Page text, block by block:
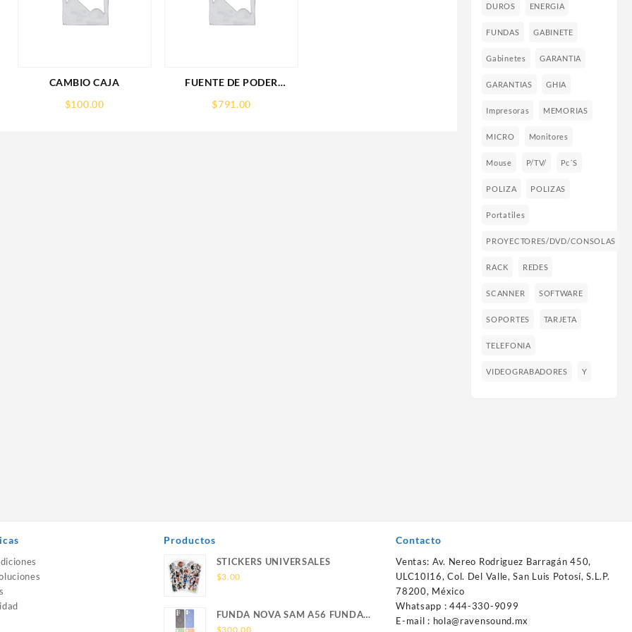
CAMBIO CAJA
$100.00
FUENTE DE PODER
REGULADA,12V,10
$791.00
DUROS ENERGIA
FUNDAS GABINETE
Gabinetes GARANTIA
GARANTIAS GHIA
Impresoras MEMORIAS
MICRO Monitores
Mouse P/TV/ Pc´s
POLIZA POLIZAS
Portatiles
PROYECTORES/DVD/CONSOLAS
RACK REDES
SCANNER SOFTWARE
SOPORTES TARJETA
TELEFONIA
VIDEOGRABADORES Y
Productos
STICKERS UNIVERSALES
$3.00
FUNDA NOVA SAM A56 FUNDA
SILICONA SIN SOPORTE
$300.00
Contacto
Ventas: Av. Nereo Rodriguez Barragán 450,
ULC10I16, Col. Del Valle, San Luis Potosí, S.L.P.
78200, México
Whatsapp : 444-330-9099
E-mail : hola@ravensound.mx